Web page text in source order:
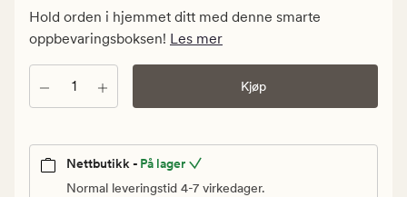
kr.
Vanlig
Hold orden i hjemmet ditt med denne smarte
oppbevaringsboksen! Les mer
Antall Kjøp
Nettbutikk - På lager
Normal leveringstid 4-7 virkedager.